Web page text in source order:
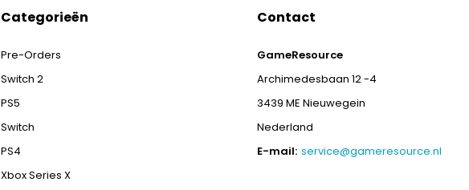
Categorieën
Pre-Orders
Switch 2
PS5
Switch
PS4
Xbox Series X
Contact
GameResource
Archimedesbaan 12 -4
3439 ME Nieuwegein
Nederland
E-mail: service@gameresource.nl